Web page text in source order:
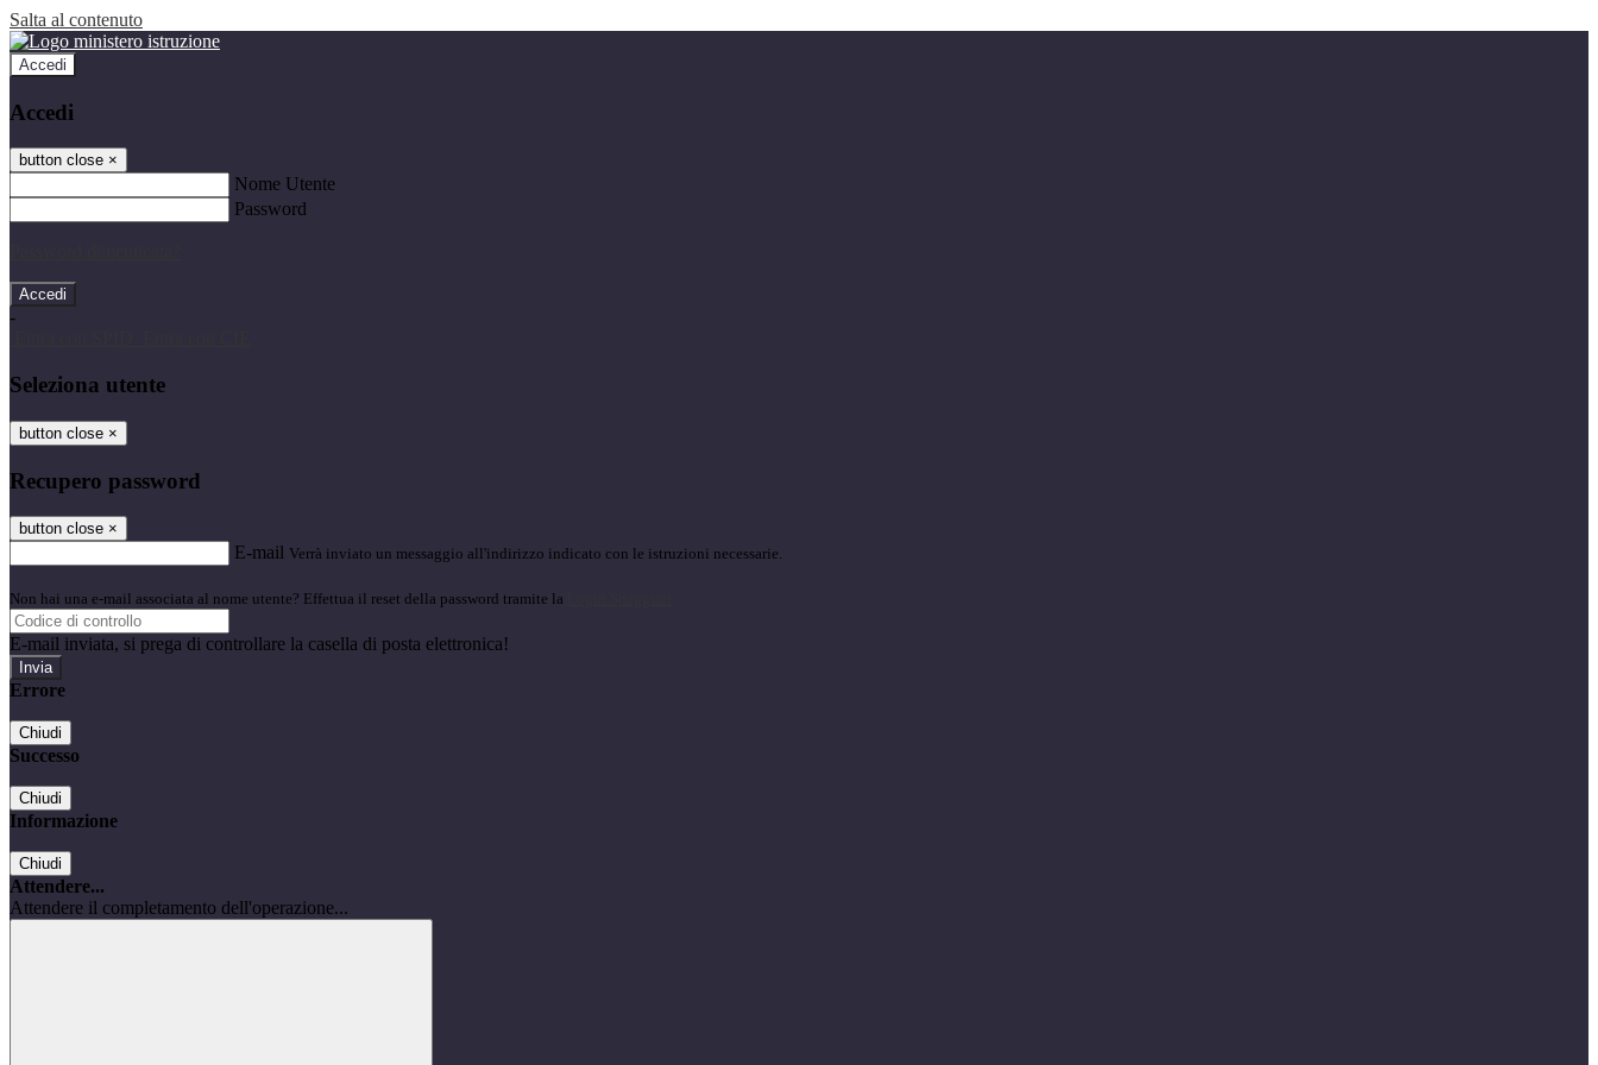
Salta al contenuto
Accedi
Accedi
button close ×
Nome Utente
Password
-
Seleziona utente
button close ×
Recupero password
button close ×
E-mail Verrà inviato un messaggio all'indirizzo indicato con le istruzioni necessarie.
Non hai una e-mail associata al nome utente? Effettua il reset della password tramite la
E-mail inviata, si prega di controllare la casella di posta elettronica!
Errore
Chiudi
Successo
Chiudi
Informazione
Chiudi
Attendere...
Attendere il completamento dell'operazione...